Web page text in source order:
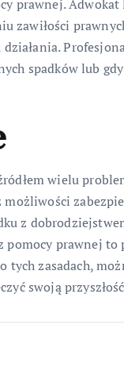
prawnej.
zawiłości
spadków lub
wielu
z
pomocy prawnej
tych zasadach,
swoją